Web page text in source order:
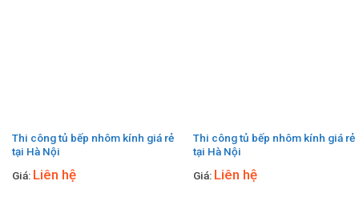
Thi công tủ bếp nhôm kính giá rẻ
tại Hà Nội
Giá: Liên hệ
Thi công tủ bếp nhôm kính giá rẻ
tại Hà Nội
Giá: Liên hệ